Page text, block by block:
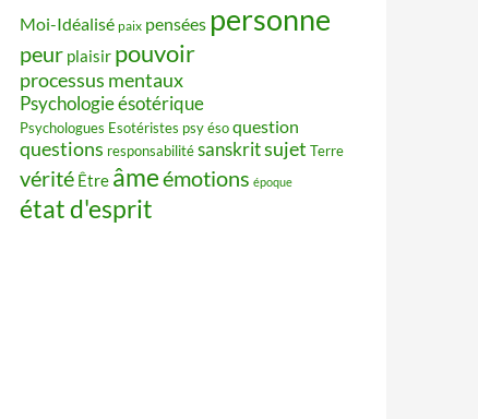
Moi-Idéalisé paix pensées personne
peur plaisir pouvoir
processus mentaux
Psychologie ésotérique
Psychologues Esotéristes psy ésoquestion
questions responsabilitésanskritsujet Terre
vérité Être âmeémotions époque
état d'esprit